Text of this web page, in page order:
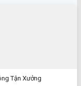
Tận Xưởng